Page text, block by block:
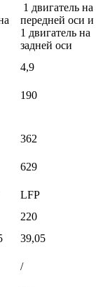
1 двигатель на
передней оси и
1 двигатель на
задней оси
4,9
190
362
629
LFP
220
39,05
/